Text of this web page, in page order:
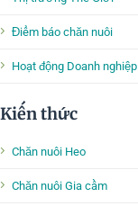
Điểm báo chăn nuôi
Hoạt động Doanh nghiệp
Kiến thức
Chăn nuôi Heo
Chăn nuôi Gia cầm